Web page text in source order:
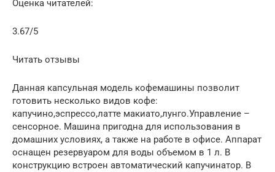
Оценка читателей:
3.67/5
Читать отзывы
Данная капсульная модель кофемашины позволит
готовить несколько видов кофе:
капучино,эспрессо,латте макиато,лунго.Управление –
сенсорное. Машина пригодна для использования в
домашних условиях, а также на работе в офисе. Аппарат
оснащен резервуаром для воды объемом в 1 л. В
конструкцию встроен автоматический капучинатор. В